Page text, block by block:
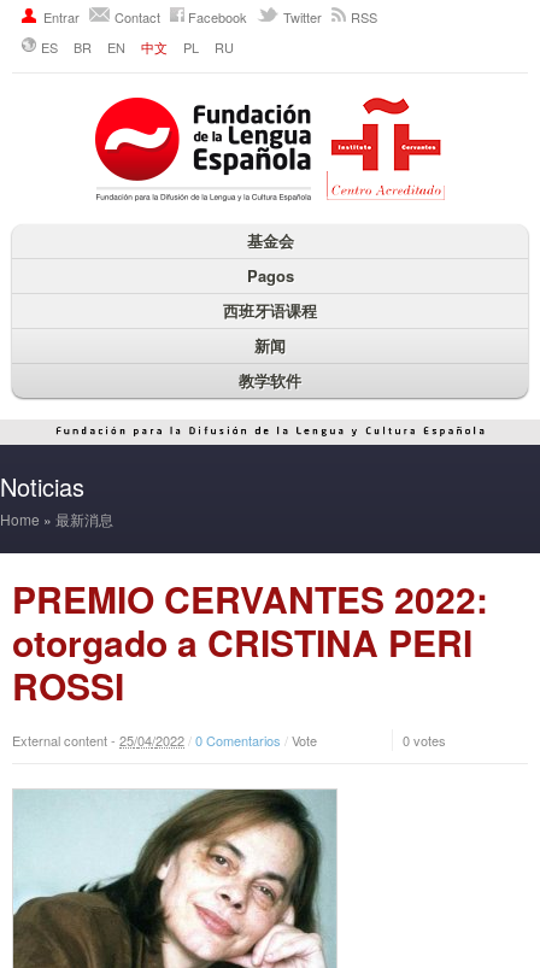
Entrar Contact Facebook Twitter
RSS
ES
BR EN 中文 PL RU
基金会
Pagos
西班牙语课程
新闻
教学软件
Noticias
Home » 最新消息
PREMIO CERVANTES 2022:
otorgado a CRISTINA PERI
ROSSI
External content - 25/04/2022/0 Comentarios /Vote 0 votes